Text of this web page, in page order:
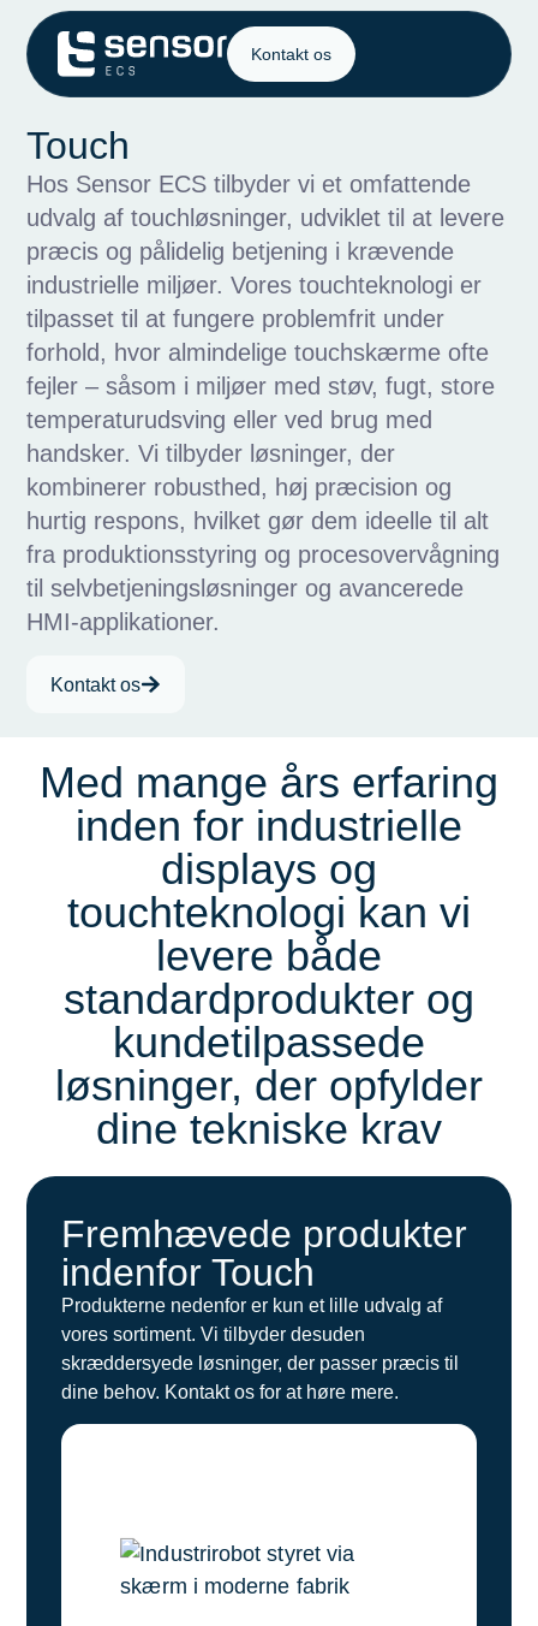
Kontakt os
Touch
Hos Sensor ECS tilbyder vi et omfattende
udvalg af touchløsninger, udviklet til at levere
præcis og pålidelig betjening i krævende
industrielle miljøer. Vores touchteknologi er
tilpasset til at fungere problemfrit under
forhold, hvor almindelige touchskærme ofte
fejler – såsom i miljøer med støv, fugt, store
temperaturudsving eller ved brug med
handsker. Vi tilbyder løsninger, der
kombinerer robusthed, høj præcision og
hurtig respons, hvilket gør dem ideelle til alt
fra produktionsstyring og procesovervågning
til selvbetjeningsløsninger og avancerede
HMI-applikationer.
Kontakt os
Med mange års erfaring
inden for industrielle
displays og
touchteknologi kan vi
levere både
standardprodukter og
kundetilpassede
løsninger, der opfylder
dine tekniske krav
Fremhævede produkter
indenfor Touch
Produkterne nedenfor er kun et lille udvalg af
vores sortiment. Vi tilbyder desuden
skræddersyede løsninger, der passer præcis til
dine behov. Kontakt os for at høre mere.